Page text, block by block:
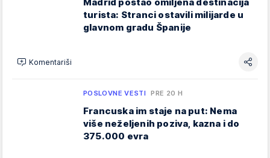
Madrid postao omiljena destinacija
turista: Stranci ostavili milijarde u
glavnom gradu Španije
Komentariši
POSLOVNE VESTI PRE 20 H
Francuska im staje na put: Nema
više neželjenih poziva, kazna i do
375.000 evra